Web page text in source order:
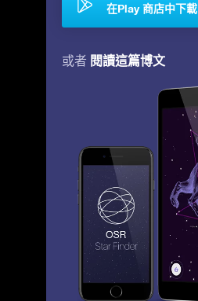
在Play 商店中下載
或者 閱讀這篇博文